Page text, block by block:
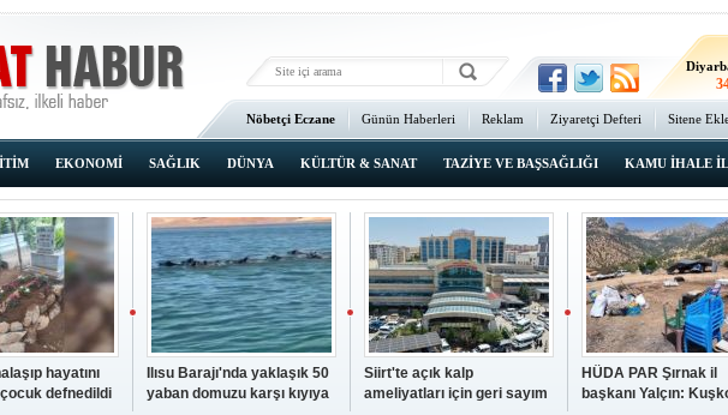
Nöbetçi Eczane Günün Haberleri Reklam Ziyaretçi Defteri
Sitene
Ana Sayfa
EKONOMİ SAĞLIK DÜNYA KÜLTÜR & SANAT TAZİYE VE BAŞSAĞLIĞI KAMU İHALE
hayatını
defnedildi
Ilısu Barajı'nda yaklaşık 50
yaban domuzu karşı kıyıya
Siirt'te açık kalp
ameliyatları için geri sayım
HÜDA PAR Şırnak il
başkanı Yalçın:
- OKUMAK İÇİN TIKLAYIN